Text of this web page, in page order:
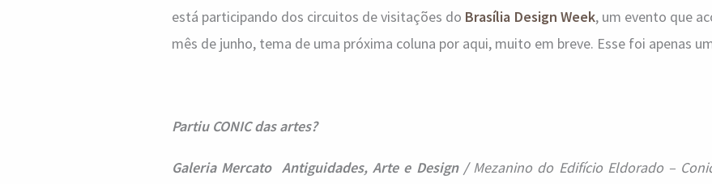
está participando dos circuitos de visitações do Brasília Design Week, um evento que
mês de junho, tema de uma próxima coluna por aqui, muito em breve. Esse foi apenas
Partiu CONIC das artes?
Galeria Mercato Antiguidades, Arte e Design /Mezanino do Edifício Eldorado –